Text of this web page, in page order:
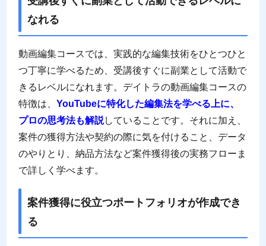
なれる
動画編集コースでは、実践的な編集技術をひとつひと
つ丁寧に学べるため、受講後すぐに副業として活動で
きるレベルになれます。デイトラの動画編集コースの
特徴は、YouTubeに特化した編集法を学べる上に、
プロの思考法も解説していることです。それに加え、
案件の獲得方法や契約の際に気を付けること、データ
のやりとり、納品方法など案件獲得後の実務フローま
で詳しく学べます。
案件獲得に役立つポートフォリオが作成でき
る